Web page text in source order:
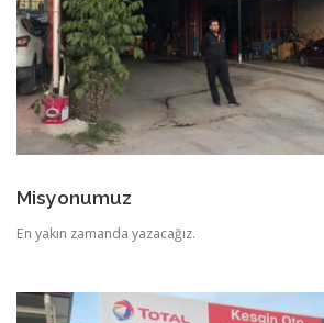
Misyonumuz
En yakın zamanda yazacağız.